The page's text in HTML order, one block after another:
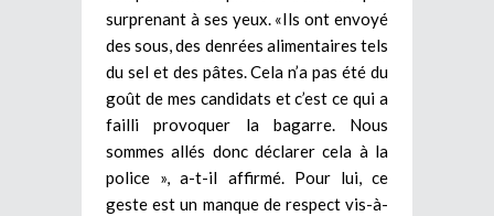
surprenant à ses yeux. «Ils ont envoyé
des sous, des denrées alimentaires tels
du sel et des pâtes. Cela n’a pas été du
goût de mes candidats et c’est ce qui a
failli provoquer la bagarre. Nous
sommes allés donc déclarer cela à la
police », a-t-il affirmé. Pour lui, ce
geste est un manque de respect vis-à-